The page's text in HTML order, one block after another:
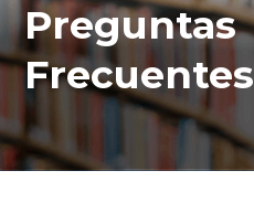
Preguntas
Frecuentes